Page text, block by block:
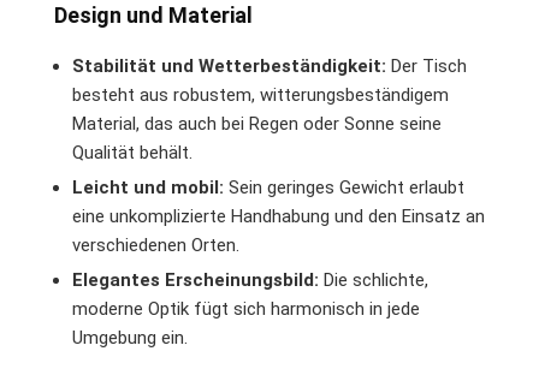
Design und Material
Stabilität und Wetterbeständigkeit: Der Tisch
besteht aus robustem, witterungsbeständigem
Material, das auch bei Regen oder Sonne seine
Qualität behält.
Leicht und mobil: Sein geringes Gewicht erlaubt
eine unkomplizierte Handhabung und den Einsatz an
verschiedenen Orten.
Elegantes Erscheinungsbild: Die schlichte,
moderne Optik fügt sich harmonisch in jede
Umgebung ein.